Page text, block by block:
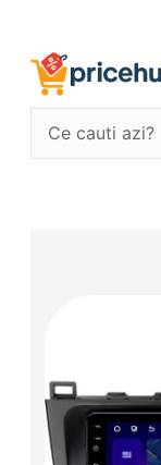
conținut